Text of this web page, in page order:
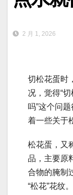
2 月 1, 2026
切松花蛋时
况，觉得“
吗”这个问
着一些关于
松花蛋，又
品，主要原
合物的腌制
“松花”花纹